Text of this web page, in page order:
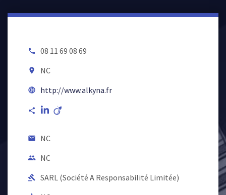
local_phone 08 11 69 08 69
room NC
language http://www.alkyna.fr
share
email NC
people NC
gavel SARL (Société A Responsabilité Limitée)